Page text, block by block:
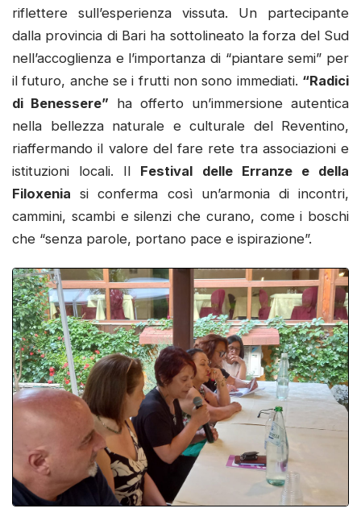
riflettere sull’esperienza vissuta. Un partecipante
dalla provincia di Bari ha sottolineato la forza del Sud
nell’accoglienza e l’importanza di “piantare semi” per
il futuro, anche se i frutti non sono immediati. “Radici
di Benessere” ha offerto un’immersione autentica
nella bellezza naturale e culturale del Reventino,
riaffermando il valore del fare rete tra associazioni e
istituzioni locali. Il Festival delle Erranze e della
Filoxenia si conferma così un’armonia di incontri,
cammini, scambi e silenzi che curano, come i boschi
che “senza parole, portano pace e ispirazione”.